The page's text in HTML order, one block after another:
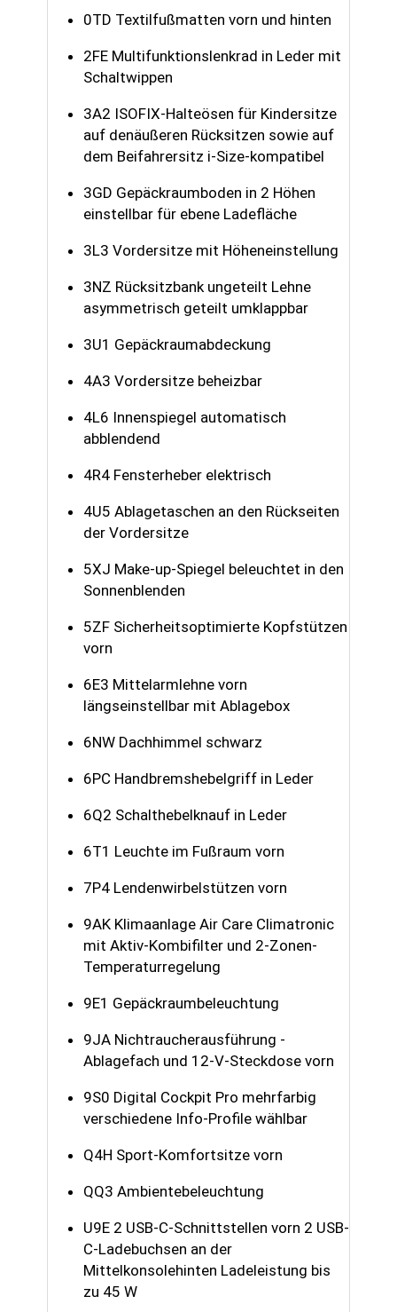
0TD Textilfußmatten vorn und hinten
2FE Multifunktionslenkrad in Leder mit
Schaltwippen
3A2 ISOFIX-Halteösen für Kindersitze
auf denäußeren Rücksitzen sowie auf
dem Beifahrersitz i-Size-kompatibel
3GD Gepäckraumboden in 2 Höhen
einstellbar für ebene Ladefläche
3L3 Vordersitze mit Höheneinstellung
3NZ Rücksitzbank ungeteilt Lehne
asymmetrisch geteilt umklappbar
3U1 Gepäckraumabdeckung
4A3 Vordersitze beheizbar
4L6 Innenspiegel automatisch
abblendend
4R4 Fensterheber elektrisch
4U5 Ablagetaschen an den Rückseiten
der Vordersitze
5XJ Make-up-Spiegel beleuchtet in den
Sonnenblenden
5ZF Sicherheitsoptimierte Kopfstützen
vorn
6E3 Mittelarmlehne vorn
längseinstellbar mit Ablagebox
6NW Dachhimmel schwarz
6PC Handbremshebelgriff in Leder
6Q2 Schalthebelknauf in Leder
6T1 Leuchte im Fußraum vorn
7P4 Lendenwirbelstützen vorn
9AK Klimaanlage Air Care Climatronic
mit Aktiv-Kombifilter und 2-Zonen-
Temperaturregelung
9E1 Gepäckraumbeleuchtung
9JA Nichtraucherausführung -
Ablagefach und 12-V-Steckdose vorn
9S0 Digital Cockpit Pro mehrfarbig
verschiedene Info-Profile wählbar
Q4H Sport-Komfortsitze vorn
QQ3 Ambientebeleuchtung
U9E 2 USB-C-Schnittstellen vorn 2 USB-
C-Ladebuchsen an der
Mittelkonsolehinten Ladeleistung bis
zu 45 W